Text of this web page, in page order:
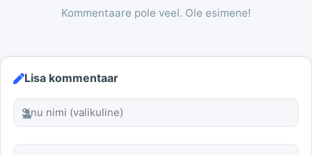
Kommentaare pole veel. Ole esimene!
Lisa kommentaar